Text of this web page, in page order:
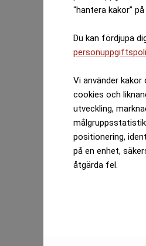
“hantera kakor”
Du kan fördjupa
Vi använder
cookies och
utveckling,
positionering,
på en enhet,
åtgärda fel.